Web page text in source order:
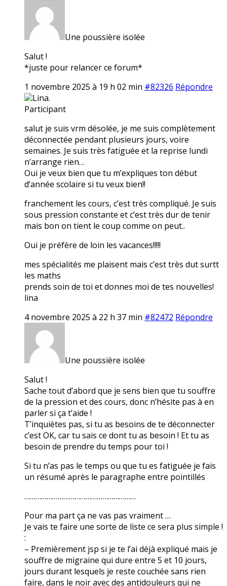
Une poussière isolée
Salut !
*juste pour relancer ce forum*
1 novembre 2025 à 19 h 02 min #82326 Répondre
Lina.
Participant
salut je suis vrm désolée, je me suis complètement
déconnectée pendant plusieurs jours, voire
semaines. Je suis très fatiguée et la reprise lundi
n’arrange rien…
Oui je veux bien que tu m’expliques ton début
d’année scolaire si tu veux bien!!
franchement les cours, c’est très compliqué. Je suis
sous pression constante et c’est très dur de tenir
mais bon on tient le coup comme on peut..
Oui je préfère de loin les vacances!!!!!
mes spécialités me plaisent mais c’est très dut surtt
les maths
prends soin de toi et donnes moi de tes nouvelles!
lina
4 novembre 2025 à 22 h 37 min #82472 Répondre
Une poussière isolée
Salut !
Sache tout d’abord que je sens bien que tu souffre
de la pression et des cours, donc n’hésite pas à en
parler si ça t’aide !
T’inquiètes pas, si tu as besoins de te déconnecter
c’est OK, car tu sais ce dont tu as besoin ! Et tu as
besoin de prendre du temps pour toi !
Si tu n’as pas le temps ou que tu es fatiguée je fais
un résumé après le paragraphe entre pointillés
……………………………………………………
Pour ma part ça ne vas pas vraiment …
Je vais te faire une sorte de liste ce sera plus simple !
:
– Premièrement jsp si je te l’ai déjà expliqué mais je
souffre de migraine qui dure entre 5 et 10 jours,
jours durant lesquels je reste couchée sans rien
faire, dans le noir avec des antidouleurs qui ne